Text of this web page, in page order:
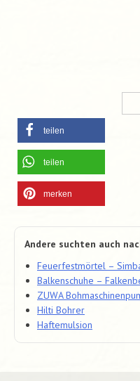
teilen
teilen
merken
Andere suchten auch
Feuerfestmörtel –
Balkenschuhe –
ZUWA
Hilti Bohrer
Haftemulsion